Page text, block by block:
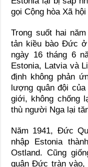
gọi Cộng hòa Xã
Trong suốt hai
tản kiều bào Đức
ngày 16 tháng 6
Estonia, Latvia và
định không phản
lượng quân đội
giới, không chống
thù người Nga lại
Năm 1941, Đức
nhập Estonia
Ostland. Cũng
quân Đức tràn vào,